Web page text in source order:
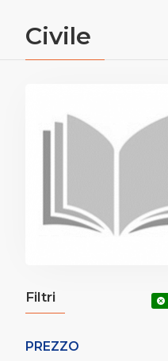
Civile
Filtri
PREZZO